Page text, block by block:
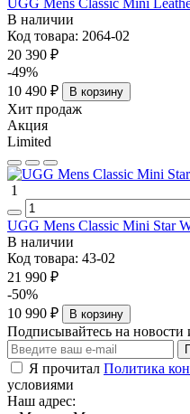
В наличии
Код товара: 2064-02
20 390 ₽
-49%
10 490 ₽
В корзину
Хит продаж
Акция
Limited
1
UGG Mens Classic Mini Star
В наличии
Код товара: 43-02
21 990 ₽
-50%
10 990 ₽
В корзину
Подписывайтесь на новости
Я прочитал Политика
условиями
Наш адрес: